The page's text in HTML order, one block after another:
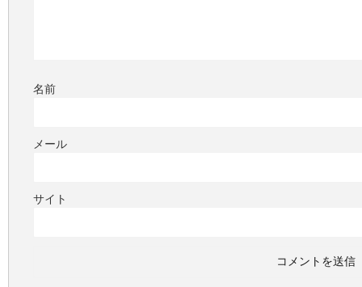
名前
メール
サイト